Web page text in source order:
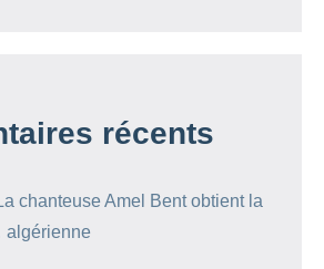
récents
chanteuse Amel Bent obtient la